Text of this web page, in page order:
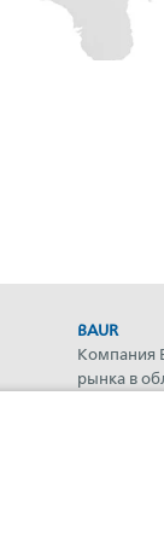
BAUR
Компания
рынка в